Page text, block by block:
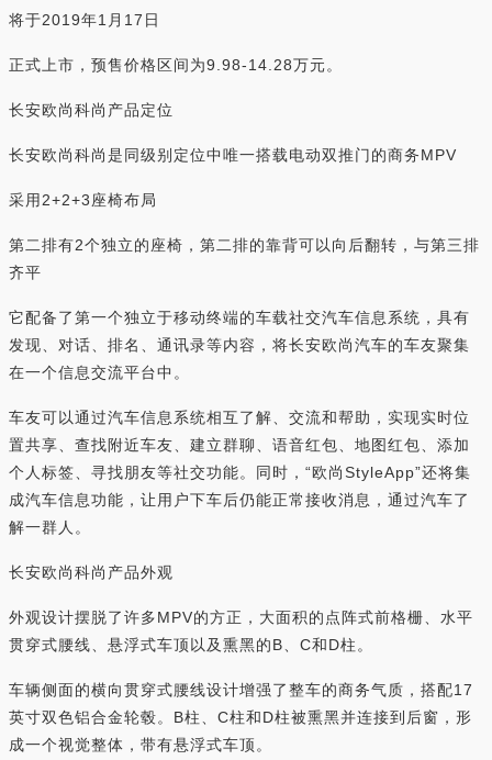
将于2019年1月17日
正式上市，预售价格区间为9.98-14.28万元。
长安欧尚科尚产品定位
长安欧尚科尚是同级别定位中唯一搭载电动双推门的商务MPV
采用2+2+3座椅布局
第二排有2个独立的座椅，第二排的靠背可以向后翻转，与第三排
齐平
它配备了第一个独立于移动终端的车载社交汽车信息系统，具有
发现、对话、排名、通讯录等内容，将长安欧尚汽车的车友聚集
在一个信息交流平台中。
车友可以通过汽车信息系统相互了解、交流和帮助，实现实时位
置共享、查找附近车友、建立群聊、语音红包、地图红包、添加
个人标签、寻找朋友等社交功能。同时，“欧尚StyleApp”还将集
成汽车信息功能，让用户下车后仍能正常接收消息，通过汽车了
解一群人。
长安欧尚科尚产品外观
外观设计摆脱了许多MPV的方正，大面积的点阵式前格栅、水平
贯穿式腰线、悬浮式车顶以及熏黑的B、C和D柱。
车辆侧面的横向贯穿式腰线设计增强了整车的商务气质，搭配17
英寸双色铝合金轮毂。B柱、C柱和D柱被熏黑并连接到后窗，形
成一个视觉整体，带有悬浮式车顶。